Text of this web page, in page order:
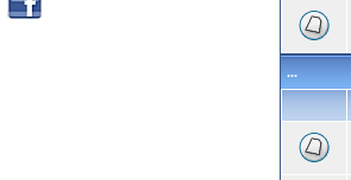
...